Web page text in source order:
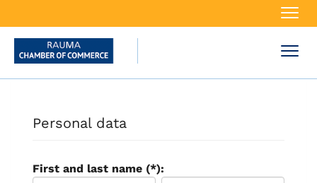
Personal data
First and last name (*):